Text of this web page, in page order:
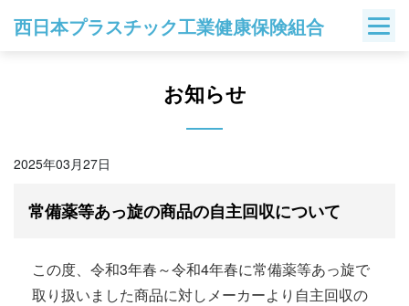
西日本プラスチック工業健康保険組合
お知らせ
2025年03月27日
常備薬等あっ旋の商品の自主回収について
この度、令和3年春～令和4年春に常備薬等あっ旋で
取り扱いました商品に対しメーカーより自主回収の